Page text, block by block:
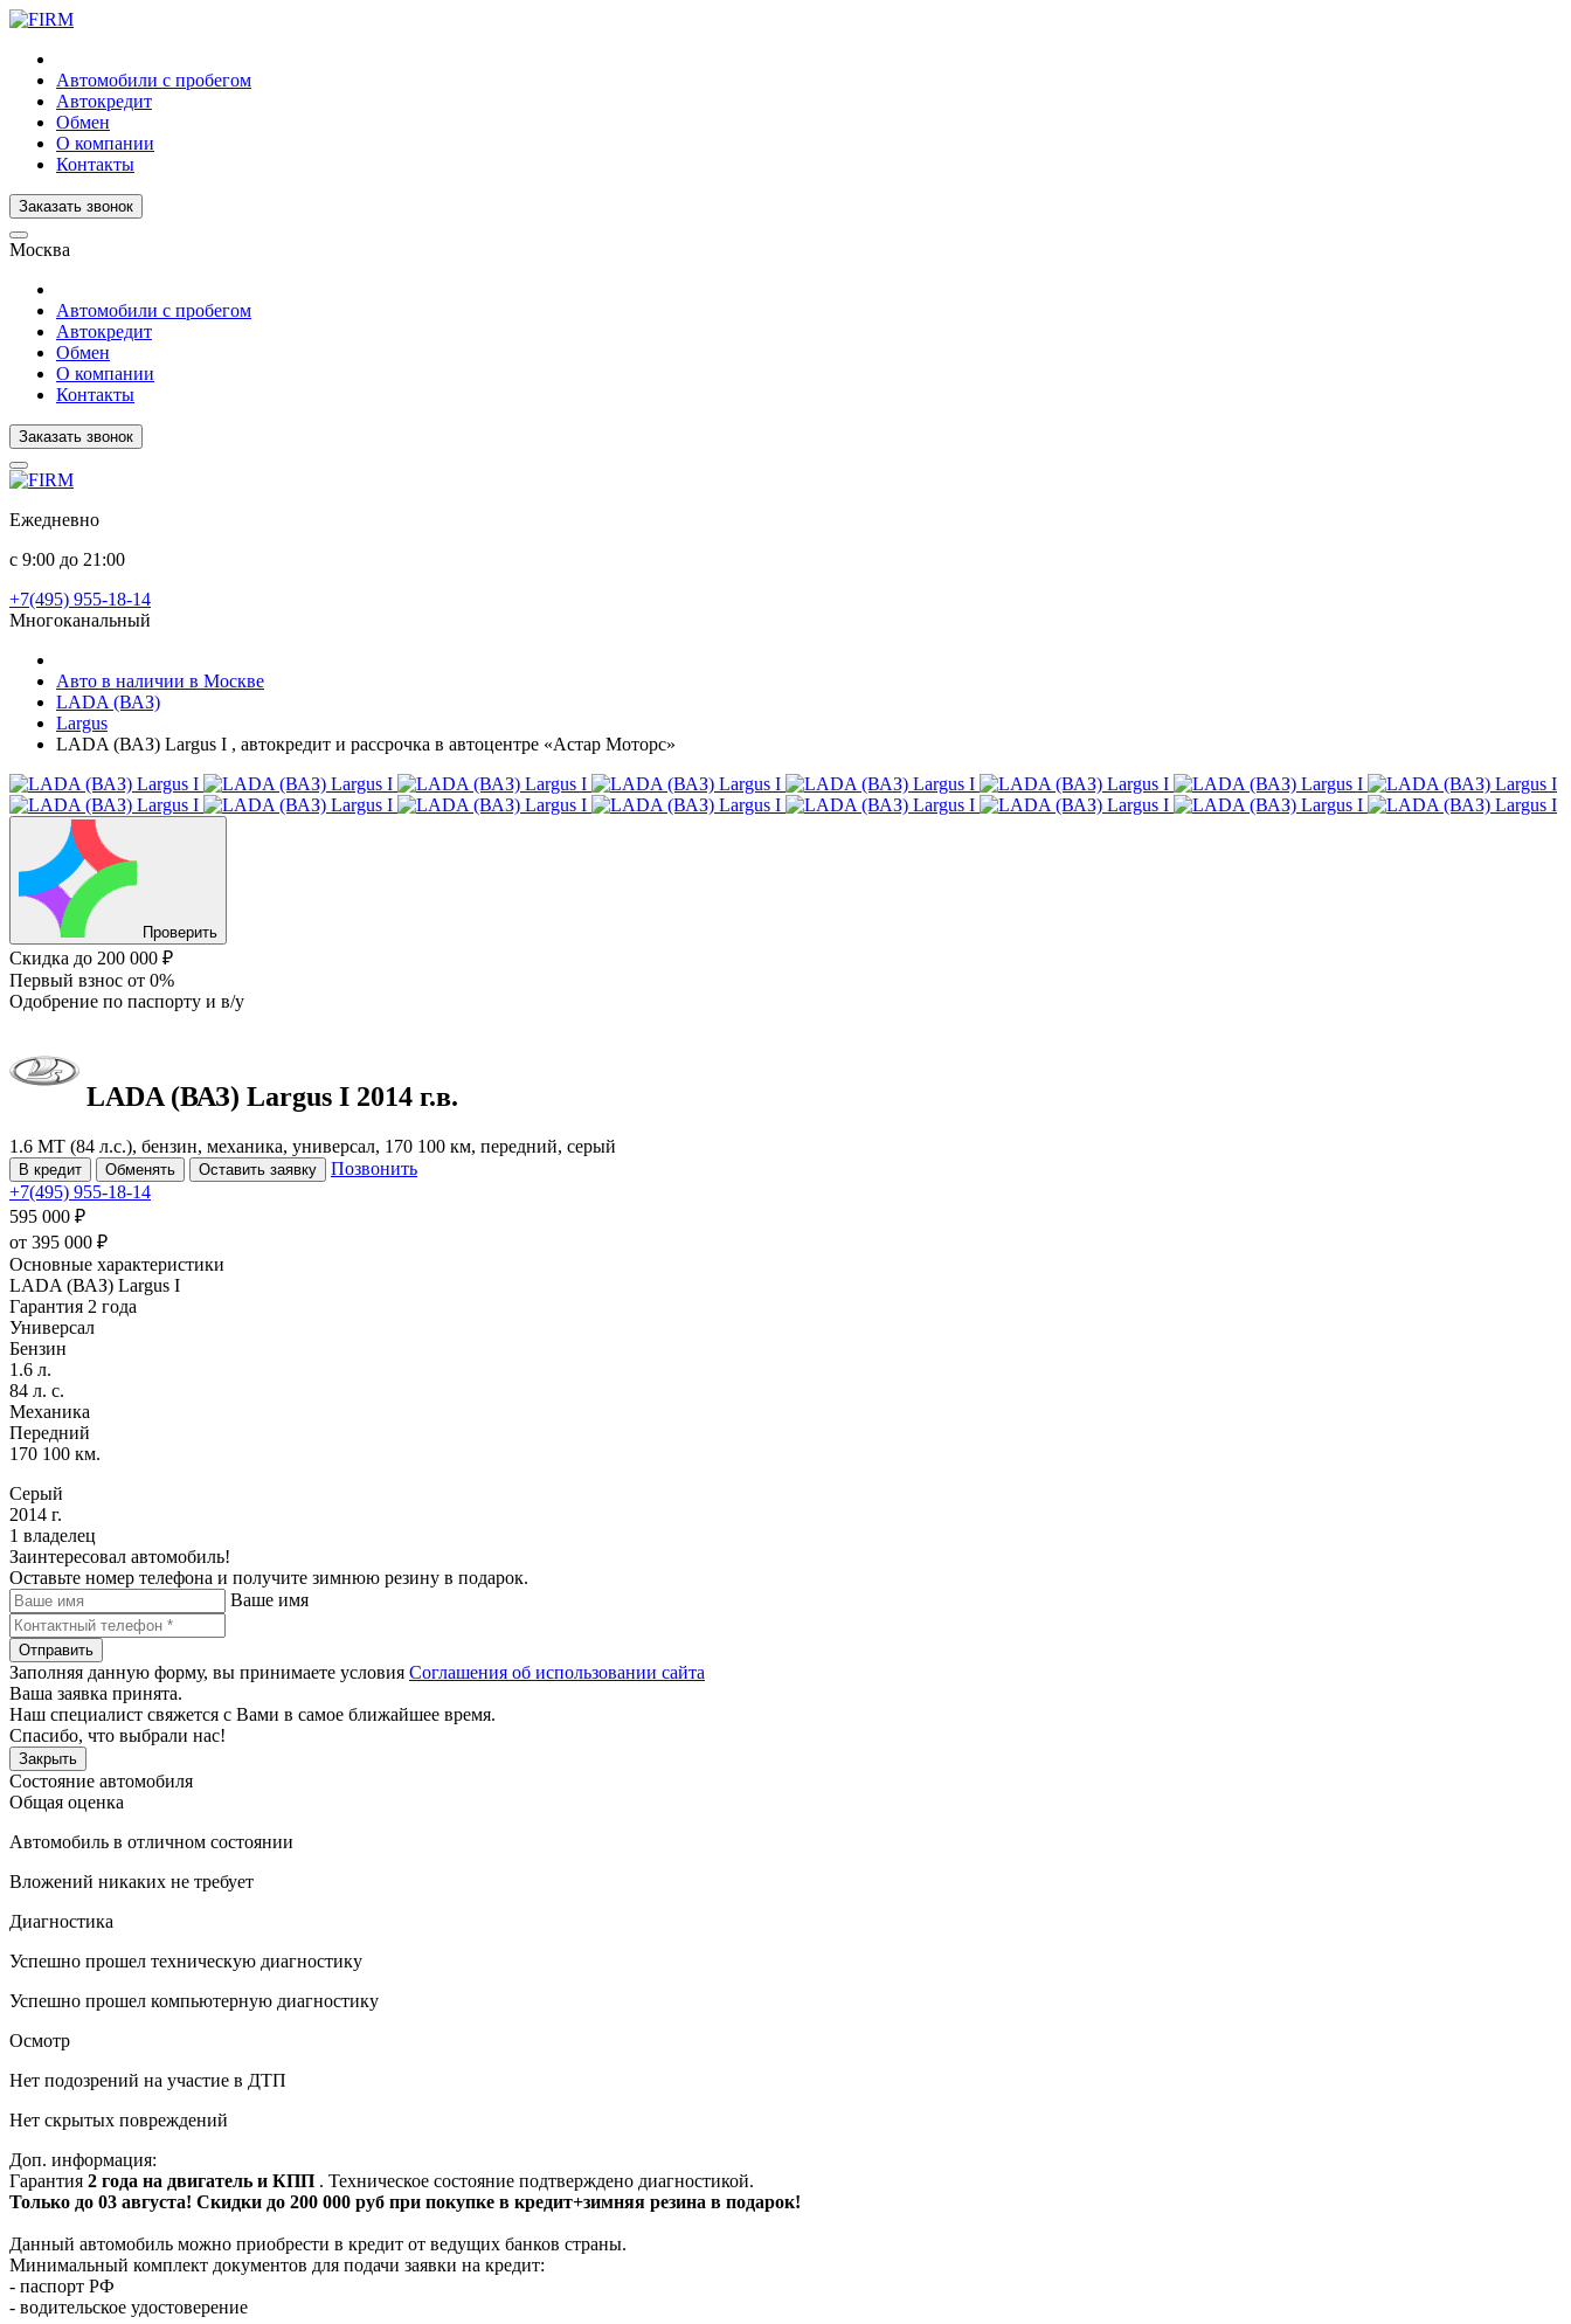
Автомобили с пробегом
Автокредит
Обмен
О компании
Контакты
Заказать звонок
Москва
Автомобили с пробегом
Автокредит
Обмен
О компании
Контакты
Заказать звонок
Ежедневно
с 9:00 до 21:00
+7(495) 955-18-14
Многоканальный
Авто в наличии в Москве
LADA (ВАЗ)
Largus
LADA (ВАЗ) Largus I , автокредит и рассрочка в автоцентре «Астар Моторс»
Проверить
Скидка до 200 000 ₽
Первый взнос от 0%
Одобрение по паспорту и в/у
LADA (ВАЗ) Largus I 2014 г.в.
1.6 MT (84 л.с.), бензин, механика, универсал, 170 100 км, передний, серый
В кредит Обменять Оставить заявку
Позвонить
+7(495) 955-18-14
595 000 ₽
от 395 000 ₽
Основные характеристики
LADA (ВАЗ) Largus I
Гарантия 2 года
Универсал
Бензин
1.6 л.
84 л. с.
Механика
Передний
170 100 км.
Серый
2014 г.
1 владелец
Заинтересовал автомобиль!
Оставьте номер телефона и получите зимнюю резину в подарок.
Ваше имя
Отправить
Заполняя данную форму, вы принимаете условия Соглашения об использовании сайта
Ваша заявка принята.
Наш специалист свяжется с Вами в самое ближайшее время.
Спасибо, что выбрали нас!
Закрыть
Состояние автомобиля
Общая оценка
Автомобиль в отличном состоянии
Вложений никаких не требует
Диагностика
Успешно прошел техническую диагностику
Успешно прошел компьютерную диагностику
Осмотр
Нет подозрений на участие в ДТП
Нет скрытых повреждений
Доп. информация:
Гарантия 2 года на двигатель и КПП . Техническое состояние подтверждено диагностикой.
Только до 03 августа! Скидки до 200 000 руб при покупке в кредит+зимняя резина в подарок!
Данный автомобиль можно приобрести в кредит от ведущих банков страны.
Минимальный комплект документов для подачи заявки на кредит:
- паспорт РФ
- водительское удостоверение